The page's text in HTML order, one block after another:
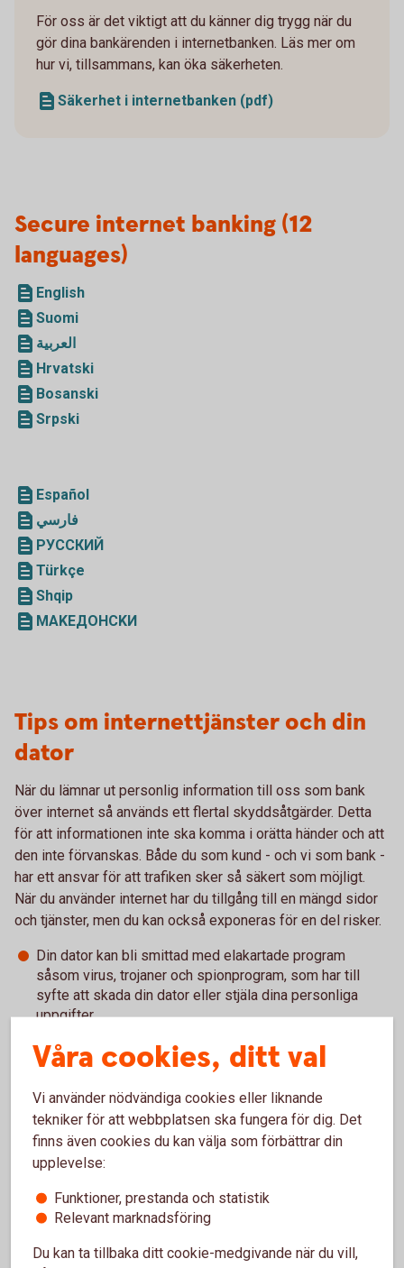
För oss är det viktigt att du känner dig trygg när du
gör dina bankärenden i internetbanken. Läs mer om
hur vi, tillsammans, kan öka säkerheten.
Säkerhet i internetbanken (pdf)
Secure internet banking (12
languages)
English
Suomi
العربية
Hrvatski
Bosanski
Srpski
Español
فارسي
PУCCКИЙ
Türkçe
Shqip
ΜΑΚΕДOHCKИ
Tips om internettjänster och din
dator
När du lämnar ut personlig information till oss som bank
över internet så används ett flertal skyddsåtgärder. Detta
för att informationen inte ska komma i orätta händer och att
den inte förvanskas. Både du som kund - och vi som bank -
har ett ansvar för att trafiken sker så säkert som möjligt.
När du använder internet har du tillgång till en mängd sidor
och tjänster, men du kan också exponeras för en del risker.
Din dator kan bli smittad med elakartade program
såsom virus, trojaner och spionprogram, som har till
syfte att skada din dator eller stjäla dina personliga
uppgifter.
obehöriga tar sig in i din dator via internet, eller att du
hamnar på falska internetplatser. Se till att vidta de
åtgärder som behövs för att minska dessa risker.
Länkar och filer i e-post eller sms kan innehålla virus. Så
öppna inte öppna e-post eller bifogade filer som du är
osäker på. Vi, och andra banker, ber dig aldrig lämna ut
vare sig kontouppgifter, koder eller att uppdatera eller
ladda ner program via e-post.
Våra cookies, ditt val
Vi använder nödvändiga cookies eller liknande
tekniker för att webbplatsen ska fungera för dig. Det
finns även cookies du kan välja som förbättrar din
upplevelse:
Funktioner, prestanda och statistik
Relevant marknadsföring
Du kan ta tillbaka ditt cookie-medgivande när du vill,